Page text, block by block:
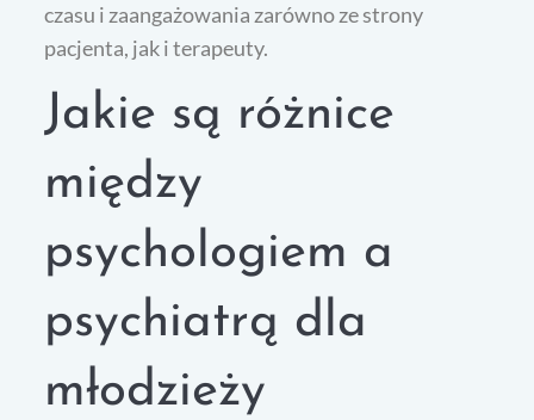
czasu i zaangażowania zarówno ze strony
pacjenta, jak i terapeuty.
Jakie są różnice
między
psychologiem a
psychiatrą dla
młodzieży